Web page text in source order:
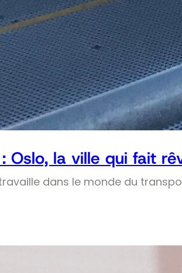
Oslo, la ville qui fait
travaille dans le monde du